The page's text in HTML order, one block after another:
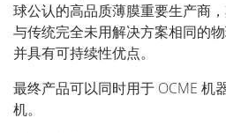
球公认的高品质薄膜重要生产商
与传统完全未用解决方案相同的
并具有可持续性优点。
最终产品可以同时用于 OCME 机
机。